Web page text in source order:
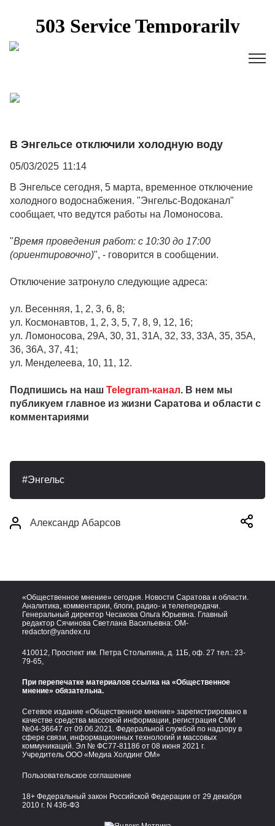
В Энгельсе отключили холодную воду
05/03/2025 11:14
В Энгельсе сегодня, 5 марта, временное отключение
холодного водоснабжения. "Энгельс-Водоканал"
сообщает, что ведутся работы на Ломоносова.
"Время проведения работ: с 10:30 до 17:00
(ориентировочно)", - говорится в сообщении.
Отключение затронуло следующие адреса:
ул. Весенняя, 1, 2, 3, 6, 8;
ул. Космонавтов, 1, 2, 3, 5, 7, 8, 9, 12, 16;
ул. Ломоносова, 29А, 30, 31, 31А, 32, 33, 33А, 35, 35А,
36, 36А, 37, 41;
ул. Менделеева, 10, 11, 12.
Подпишись на наш Telegram-канал. В нем мы
публикуем главное из жизни Саратова и области с
комментариями
Энгельс
Александр Абарсов
«Общественное мнение» сегодня. Новости Саратова и области.
Аналитика, комментарии, блоги, радио- и телепередачи.
Генеральный директор Чесакова Ольга Юрьевна. Главный
редактор Сячинова Светлана Васильевна: OM-
redactor@yandex.ru
410012, Проспект им. Петра Столыпина, д. 11Б, оф. 27 тел.: 23-
79-65,
При перепечатке материалов ссылка на «Общественное
мнение» обязательна.
Сетевое издание «Общественное мнение» зарегистрировано в
качестве средства массовой информации, регистрация СМИ
№04-36647 от 09.06.2021. Федеральной службой по надзору в
сфере связи, информационных технологий и массовых
коммуникаций. Эл № ФС77-81186 от 08 июня 2021 г.
Учредитель ООО «Медиа Холдинг ОМ»
Пользовательское соглашение
18+ Федеральный закон Российской Федерации от 29 декабря
2010 г. N 436-ФЗ